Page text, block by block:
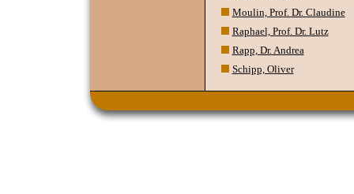
Moulin, Prof. Dr. Claudine
Raphael, Prof. Dr. Lutz
Rapp, Dr. Andrea
Schipp, Oliver